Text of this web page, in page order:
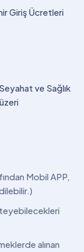
Giriş Ücretleri
ve Sağlık
Mobil APP,
alınan